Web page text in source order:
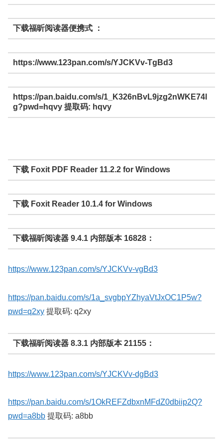
下载福昕阅读器便携式 ：
https://www.123pan.com/s/YJCKVv-TgBd3
https://pan.baidu.com/s/1_K326nBvL9jzg2nWKE74l
g?pwd=hqvy 提取码: hqvy
下载 Foxit PDF Reader 11.2.2 for Windows
下载 Foxit Reader 10.1.4 for Windows
下载福昕阅读器 9.4.1 内部版本 16828：
https://www.123pan.com/s/YJCKVv-vgBd3
https://pan.baidu.com/s/1a_svgbpYZhyaVtJxOC1P5w?
pwd=q2xy 提取码: q2xy
下载福昕阅读器 8.3.1 内部版本 21155：
https://www.123pan.com/s/YJCKVv-dgBd3
https://pan.baidu.com/s/1OkREFZdbxnMFdZ0dbiip2Q?
pwd=a8bb 提取码: a8bb